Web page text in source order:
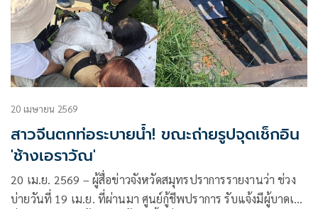
20 เมษายน 2569
สาวจีนตกท่อระบายน้ำ! ขณะถ่ายรูปจุดเช็กอิน
'ช้างเอราวัณ'
20 เม.ย. 2569 – ผู้สื่อข่าวจังหวัดสมุทรปราการรายงานว่า ช่วง
บ่ายวันที่ 19 เม.ย. ที่ผ่านมา ศูนย์กู้ชีพปราการ รับแจ้งมีผู้บาดเจ็บ